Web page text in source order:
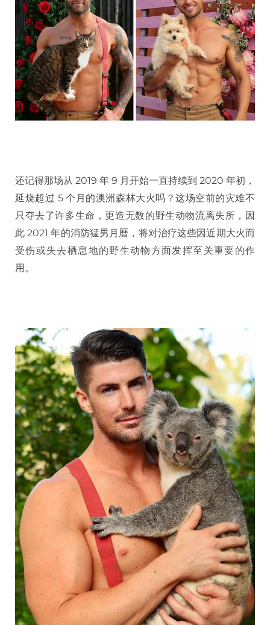
还记得那场从 2019 年 9 月开始一直持续到 2020 年初，
延烧超过 5 个月的澳洲森林大火吗？这场空前的灾难不
只夺去了许多生命，更造无数的野生动物流离失所，因
此 2021 年的消防猛男月曆，将对治疗这些因近期大火而
受伤或失去栖息地的野生动物方面发挥至关重要的作
用。